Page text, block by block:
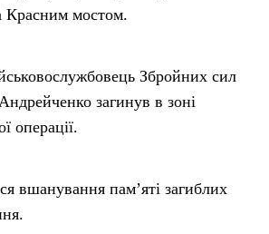
Красним мостом.
Збройних сил
загинув в зоні
операції.
вшанування пам’яті загиблих